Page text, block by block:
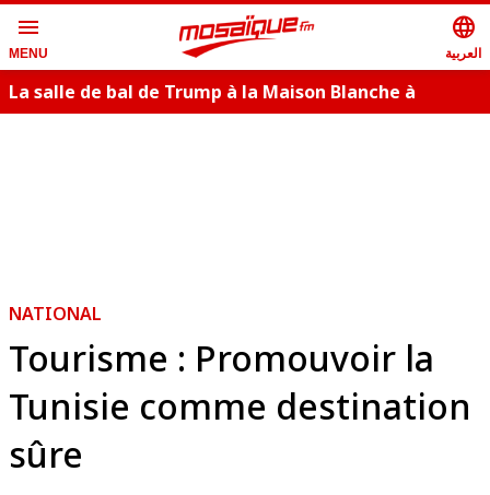
menu
MENU
language
العربية
La salle de bal de Trump à la Maison Blanche à
NATIONAL
Tourisme : Promouvoir la
Tunisie comme destination
sûre